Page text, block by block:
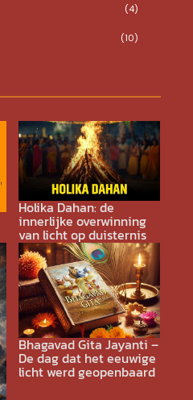
(4)
(10)
Holika Dahan: de
innerlijke overwinning
van licht op duisternis
Bhagavad Gita Jayanti –
De dag dat het eeuwige
licht werd geopenbaard